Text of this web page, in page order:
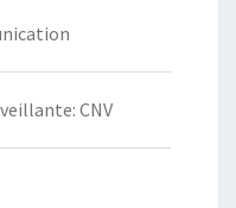
CNV